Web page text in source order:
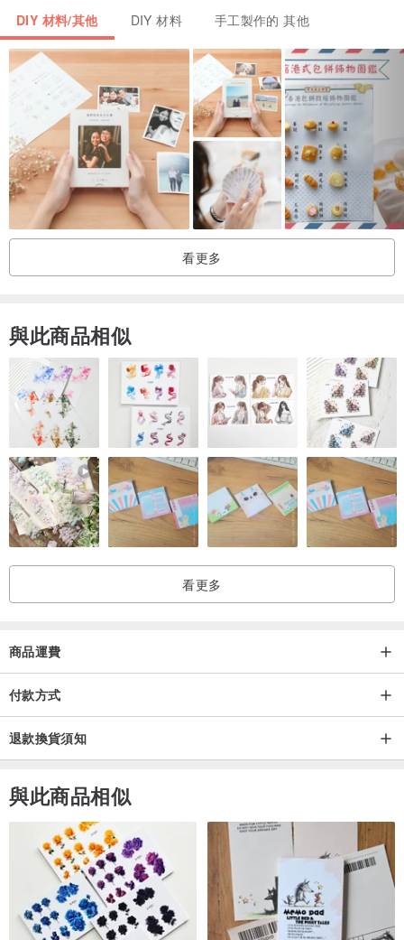
DIY 材料/其他 DIY 材料 手工製作的 其他
看更多
與此商品相似
看更多
商品運費
付款方式
退款換貨須知
與此商品相似